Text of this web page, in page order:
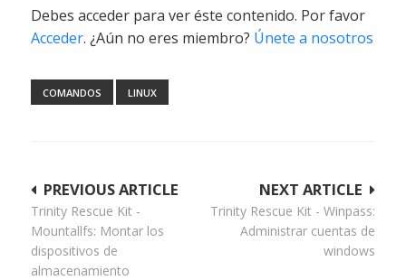
Debes acceder para ver éste contenido. Por favor
Acceder. ¿Aún no eres miembro? Únete a nosotros
COMANDOS LINUX
Navegación
de
entradas
NEXT ARTICLE
Trinity Rescue Kit - Winpass:
Administrar cuentas de
windows
PREVIOUS ARTICLE
Trinity Rescue Kit -
Mountallfs: Montar los
dispositivos de
almacenamiento